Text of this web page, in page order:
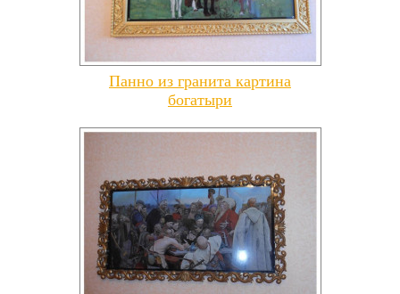
Панно из гранита картина
богатыри